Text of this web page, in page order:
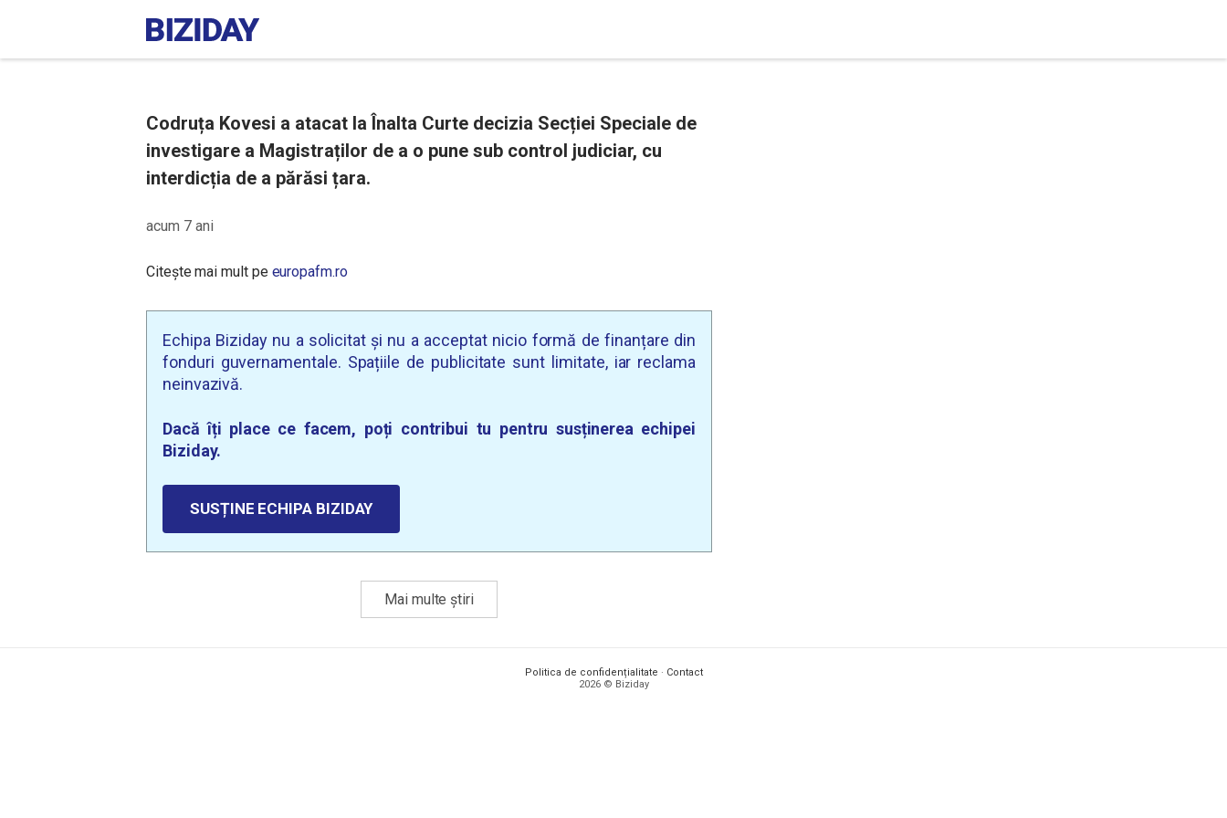
Codruța Kovesi a atacat la Înalta Curte decizia Secției Speciale de
investigare a Magistraților de a o pune sub control judiciar, cu
interdicția de a părăsi țara.
acum 7 ani
Citește mai mult pe europafm.ro
Echipa Biziday nu a solicitat și nu a acceptat nicio formă de finanțare din
fonduri guvernamentale. Spațiile de publicitate sunt limitate, iar reclama
neinvazivă.
Dacă îți place ce facem, poți contribui tu pentru susținerea echipei
Biziday.
SUSȚINE ECHIPA BIZIDAY
Mai multe știri
Politica de confidențialitate · Contact
2026 © Biziday